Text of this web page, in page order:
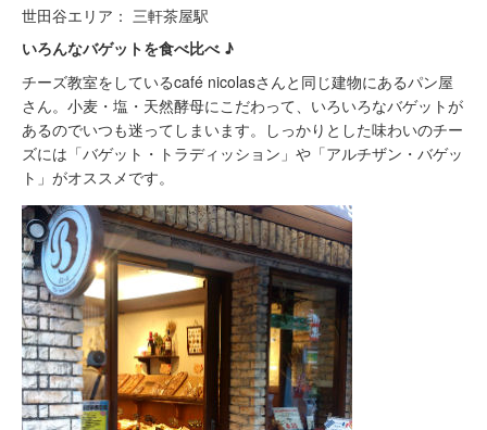
世田谷エリア： 三軒茶屋駅
いろんなバゲットを食べ比べ ♪
チーズ教室をしているcafé nicolasさんと同じ建物にあるパン屋
さん。小麦・塩・天然酵母にこだわって、いろいろなバゲットが
あるのでいつも迷ってしまいます。しっかりとした味わいのチー
ズには「バゲット・トラディッション」や「アルチザン・バゲッ
ト」がオススメです。